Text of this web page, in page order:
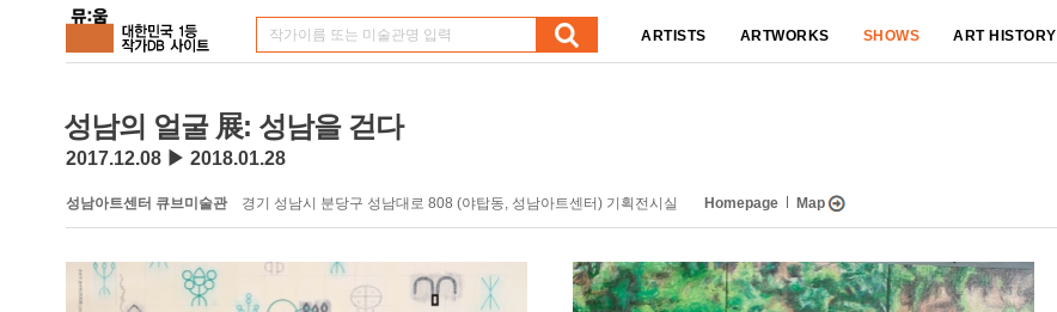
ARTISTS ARTWORKS SHOWS ART HISTORY
성남의 얼굴 展: 성남을 걷다
2017.12.08 ▶ 2018.01.28
성남아트센터 큐브미술관 경기 성남시 분당구 성남대로 808 (야탑동, 성남아트센터) 기획전시실 Homepage Map